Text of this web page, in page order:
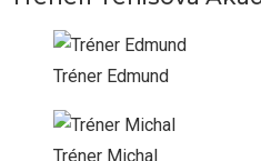
Tréner Edmund
Tréner Michal